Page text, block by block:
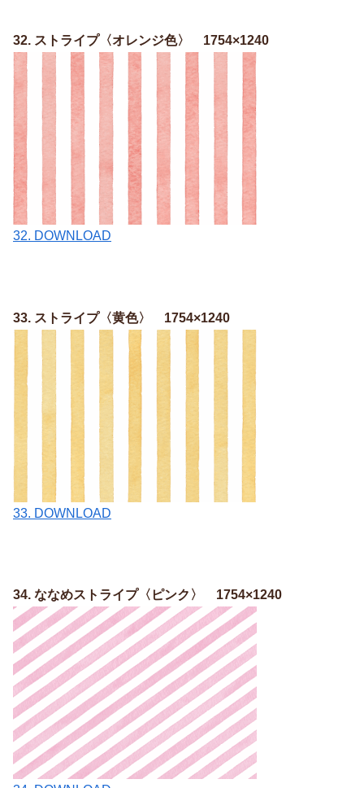
32. ストライプ〈オレンジ色〉 1754×1240
32. DOWNLOAD
33. ストライプ〈黄色〉 1754×1240
33. DOWNLOAD
34. ななめストライプ〈ピンク〉 1754×1240